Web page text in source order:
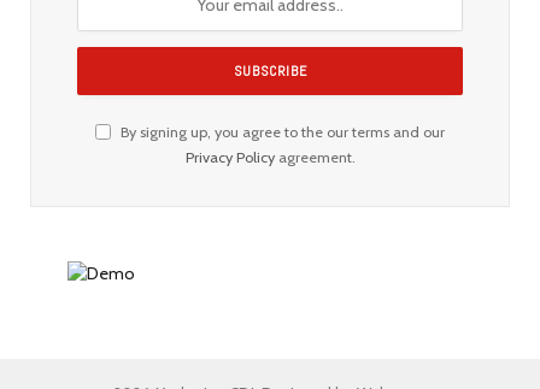
By signing up, you agree to the our terms and our
Privacy Policyagreement.